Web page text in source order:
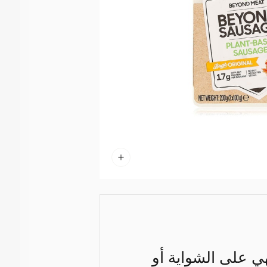
على الشواية أو